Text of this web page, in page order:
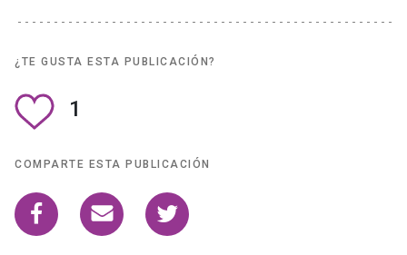
¿TE GUSTA ESTA PUBLICACIÓN?
1
COMPARTE ESTA PUBLICACIÓN